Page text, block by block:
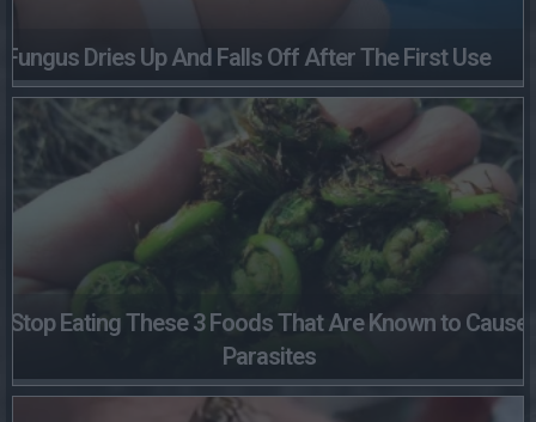
Fungus Dries Up And Falls Off After The First Use
Stop Eating These 3 Foods That Are Known to Cause
Parasites